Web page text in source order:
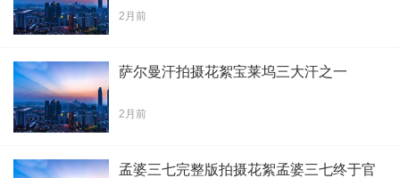
2月前
萨尔曼汗拍摄花絮宝莱坞三大汗之一
2月前
孟婆三七完整版拍摄花絮孟婆三七终于官